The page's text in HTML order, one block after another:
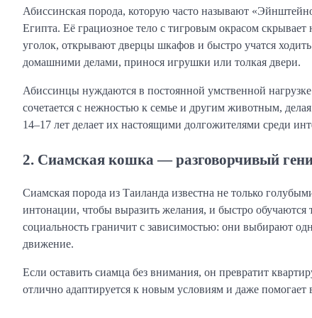
Абиссинская порода, которую часто называют
Египта. Её грациозное тело с тигровым окрасом
уголок, открывают дверцы шкафов и быстро учатся
домашними делами, принося игрушки или толкая двери.
Абиссинцы нуждаются в постоянной умственной
сочетается с нежностью к семье и другим животным,
14–17 лет делает их настоящими долгожителями среди
2. Сиамская кошка — разговорчивый
Сиамская порода из Таиланда известна не только
интонации, чтобы выразить желания, и быстро
социальность граничит с зависимостью: они выбирают
движение.
Если оставить сиамца без внимания, он превратит
отлично адаптируется к новым условиям и даже помогает